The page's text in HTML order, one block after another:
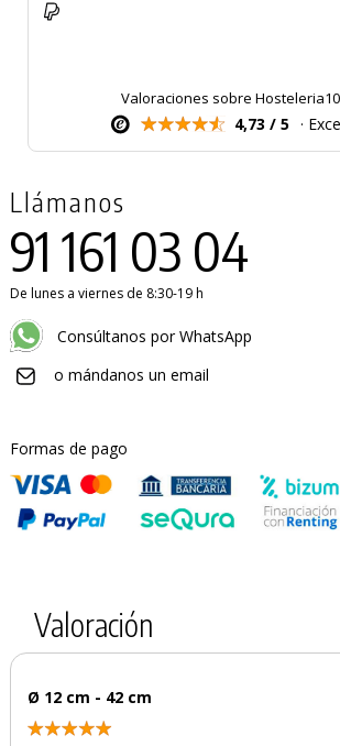
Valoraciones sobre
4,73 / 5 ·
Llámanos
91 161 03 04
De lunes a viernes de 8:30-19 h
Consúltanos por WhatsApp
o mándanos un email
Formas de pago
Valoración
Ø 12 cm - 42 cm